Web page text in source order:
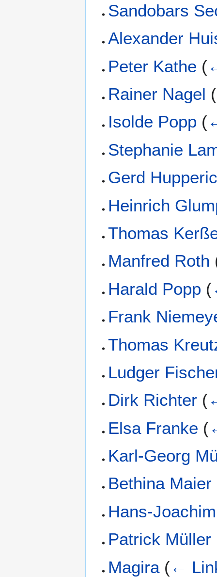
Sandobars
Alexander
Peter Kathe (
Rainer Nagel (
Isolde Popp (
Stephanie
Gerd
Heinrich
Thomas
Manfred Roth
Harald Popp (
Frank
Thomas
Ludger
Dirk Richter (
Elsa Franke (
Karl-Georg
Bethina Maier
Hans-
Patrick Müller
Magira (←